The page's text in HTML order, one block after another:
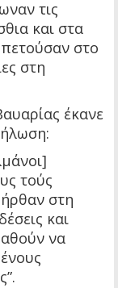
τις
και στα
στο
στη
έκανε
τούς
στη
και
να